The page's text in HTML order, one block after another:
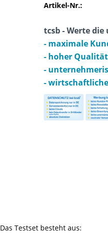
Artikel-Nr.:
tcsb - Werte
- maximale
- hoher
-
-
Testset besteht aus: